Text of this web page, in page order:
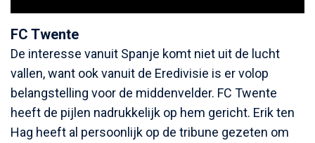
FC Twente
De interesse vanuit Spanje komt niet uit de lucht
vallen, want ook vanuit de Eredivisie is er volop
belangstelling voor de middenvelder. FC Twente
heeft de pijlen nadrukkelijk op hem gericht. Erik ten
Hag heeft al persoonlijk op de tribune gezeten om